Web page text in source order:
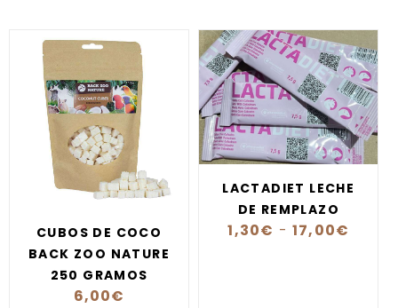
CUBOS DE COCO
BACK ZOO NATURE
250 GRAMOS
6,00€
LACTADIET LECHE
DE REMPLAZO
1,30€ - 17,00€